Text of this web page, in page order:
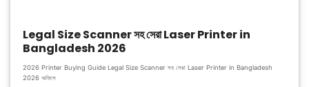
Legal Size Scanner সহ সেরা Laser Printer in
Bangladesh 2026
2026 Printer Buying Guide Legal Size Scanner সহ সেরা Laser Printer in Bangladesh
2026 অফিসে